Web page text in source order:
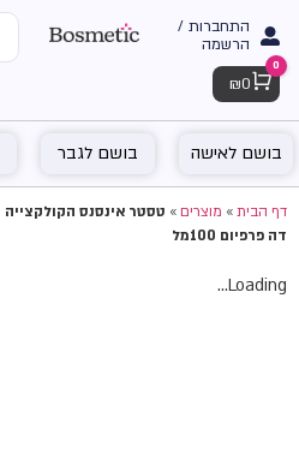
התחברות /
הרשמה
Cart
0
₪ 0
בושם לאישה בושם לגבר
דף הבית»מוצרים»
דה פרפיום 100מל
Loading...